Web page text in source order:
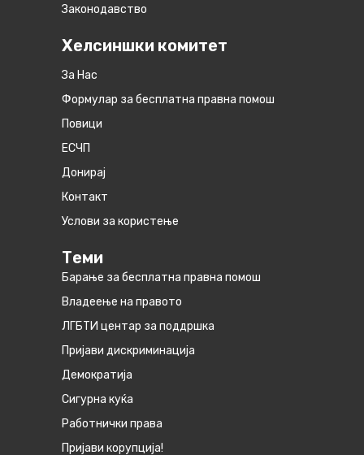
Законодавство
Хелсиншки комитет
За Нас
Формулар за бесплатна правна помош
Повици
ЕСЧП
Донирај
Контакт
Услови за користење
Теми
Барање за бесплатна правна помош
Владеење на правото
ЛГБТИ центар за поддршка
Пријави дискриминација
Демократија
Сигурна куќа
Работнички права
Пријави корупција!